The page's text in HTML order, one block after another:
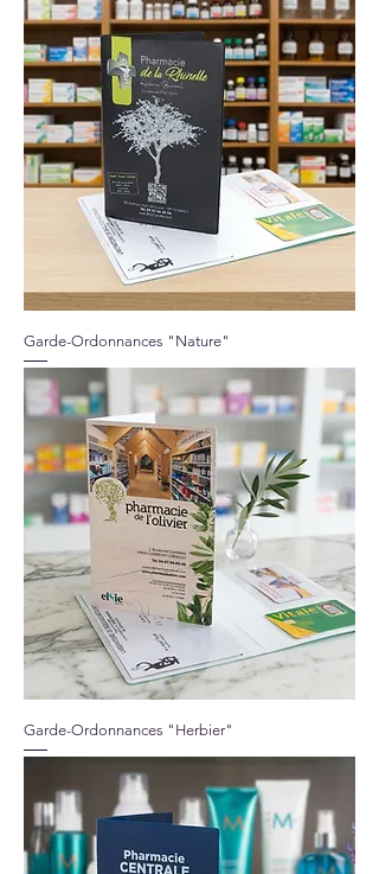
Garde-Ordonnances "Nature"
Garde-Ordonnances "Herbier"